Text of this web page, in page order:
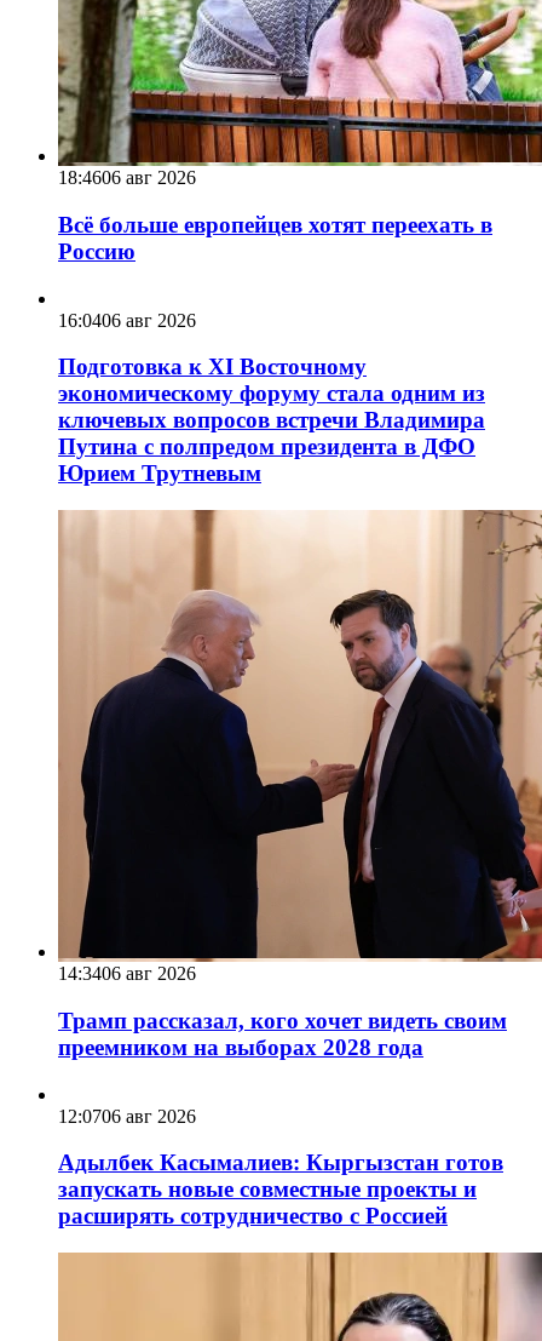
18:4606 авг 2026
Всё больше европейцев хотят переехать в
Россию
16:0406 авг 2026
Подготовка к XI Восточному
экономическому форуму стала одним из
ключевых вопросов встречи Владимира
Путина с полпредом президента в ДФО
Юрием Трутневым
14:3406 авг 2026
Трамп рассказал, кого хочет видеть своим
преемником на выборах 2028 года
12:0706 авг 2026
Адылбек Касымалиев: Кыргызстан готов
запускать новые совместные проекты и
расширять сотрудничество с Россией